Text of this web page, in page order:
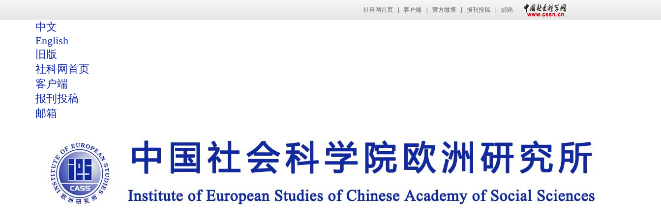
社科网首页 客户端 官方微博 报刊投稿 邮箱
中文
English
旧版
社科网首页
客户端
报刊投稿
邮箱